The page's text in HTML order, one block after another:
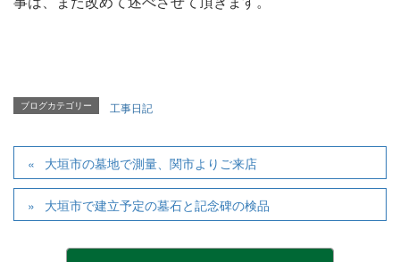
ブログカテゴリー 工事日記
大垣市の墓地で測量、関市よりご来店
大垣市で建立予定の墓石と記念碑の検品